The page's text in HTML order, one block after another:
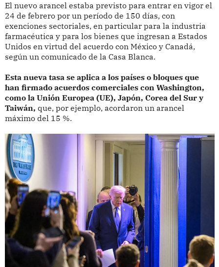
El nuevo arancel estaba previsto para entrar en vigor el
24 de febrero por un período de 150 días, con
exenciones sectoriales, en particular para la industria
farmacéutica y para los bienes que ingresan a Estados
Unidos en virtud del acuerdo con México y Canadá,
según un comunicado de la Casa Blanca.
Esta nueva tasa se aplica a los países o bloques que
han firmado acuerdos comerciales con Washington,
como la Unión Europea (UE), Japón, Corea del Sur y
Taiwán, que, por ejemplo, acordaron un arancel
máximo del 15 %.